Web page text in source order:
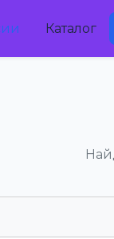
Каталог